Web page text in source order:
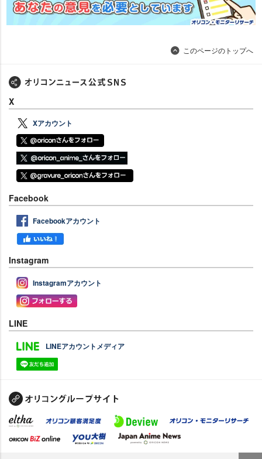
このページのトップへ
X
Xアカウント
Facebook
Facebookアカウント
Instagram
Instagramアカウント
LINE
LINEアカウントメディア